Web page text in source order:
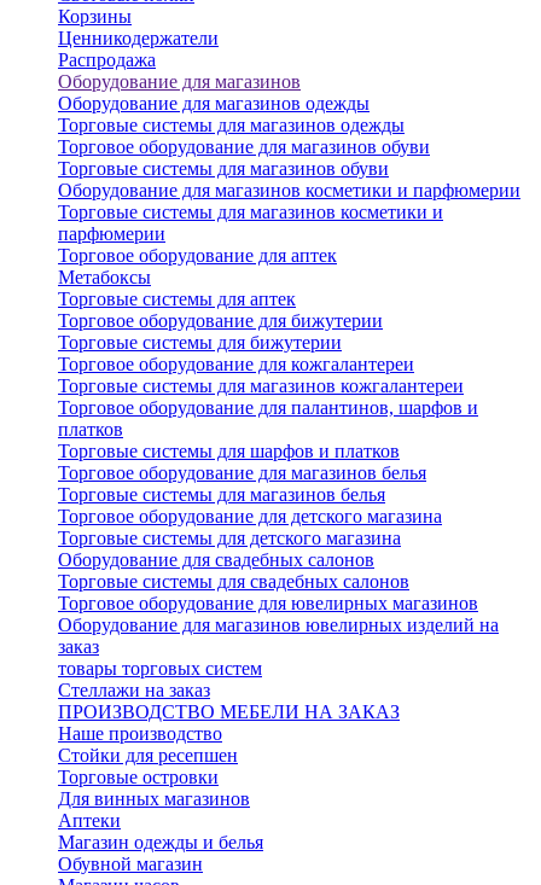
Корзины
Ценникодержатели
Распродажа
Оборудование для магазинов
Оборудование для магазинов одежды
Торговые системы для магазинов одежды
Торговое оборудование для магазинов обуви
Торговые системы для магазинов обуви
Оборудование для магазинов косметики и парфюмерии
Торговые системы для магазинов косметики и
парфюмерии
Торговое оборудование для аптек
Метабоксы
Торговые системы для аптек
Торговое оборудование для бижутерии
Торговые системы для бижутерии
Торговое оборудование для кожгалантереи
Торговые системы для магазинов кожгалантереи
Торговое оборудование для палантинов, шарфов и
платков
Торговые системы для шарфов и платков
Торговое оборудование для магазинов белья
Торговые системы для магазинов белья
Торговое оборудование для детского магазина
Торговые системы для детского магазина
Оборудование для свадебных салонов
Торговые системы для свадебных салонов
Торговое оборудование для ювелирных магазинов
Оборудование для магазинов ювелирных изделий на
заказ
товары торговых систем
Стеллажи на заказ
ПРОИЗВОДСТВО МЕБЕЛИ НА ЗАКАЗ
Наше производство
Стойки для ресепшен
Торговые островки
Для винных магазинов
Аптеки
Магазин одежды и белья
Обувной магазин